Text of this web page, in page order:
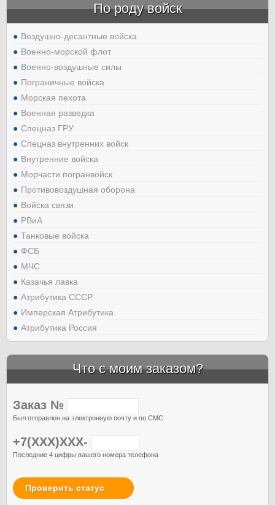
По роду войск
Воздушно-десантные войска
Военно-морской флот
Военно-воздушные силы
Пограничные войска
Морская пехота
Военная разведка
Спецназ ГРУ
Спецназ внутренних войск
Внутренние войска
Морчасти погранвойск
Противовоздушная оборона
Войска связи
РВиА
Танковые войска
ФСБ
МЧС
Казачья лавка
Атрибутика СССР
Имперская Атрибутика
Атрибутика Россия
Что с моим заказом?
Заказ №
Был отправлен на электронную почту и по СМС
+7(XXX)XXX-
Последние 4 цифры вашего номера телефона
Проверить статус